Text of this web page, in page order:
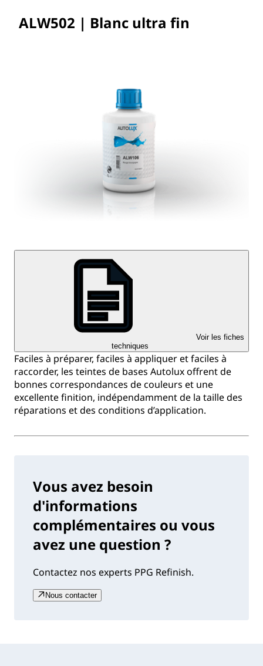
ALW502 | Blanc ultra fin
Voir les fiches
techniques
Faciles à préparer, faciles à appliquer et faciles à
raccorder, les teintes de bases Autolux offrent de
bonnes correspondances de couleurs et une
excellente finition, indépendamment de la taille des
réparations et des conditions d’application.
Vous avez besoin
d'informations
complémentaires ou vous
avez une question ?
Contactez nos experts PPG Refinish.
Nous contacter